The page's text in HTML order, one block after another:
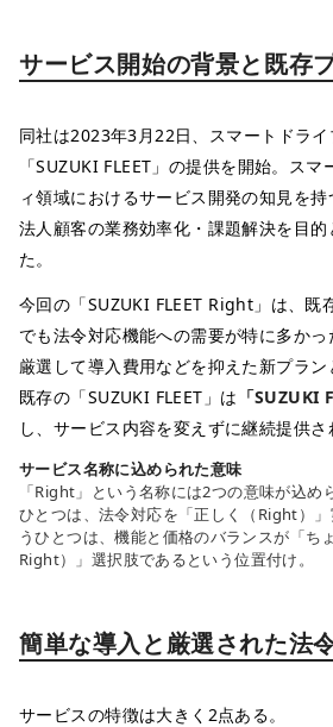
サービス開始の背景と既存
同社は2023年3月22日、スマートドライ
「SUZUKI FLEET」の提供を開始。ス
ィ領域におけるサービス開発の知見を
法人顧客の業務効率化・課題解決を目的
た。
今回の「SUZUKI FLEET Right」は、既
でも法令対応機能への需要が特に多か
厳選して導入費用などを抑えた新プラン
既存の「SUZUKI FLEET」は 「SUZUKI
し、サービス内容を変えずに継続提供さ
サービス名称に込められた意味
「Right」という名称には2つの意味が込め
ひとつは、法令対応を「正しく（Right）
うひとつは、機能と価格のバランスが「ち
Right）」選択肢であるという位置付け。
簡単な導入と厳選された法
サービスの特徴は大きく2点ある。